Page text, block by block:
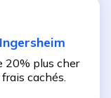
Ingersheim
20% plus cher
cachés.